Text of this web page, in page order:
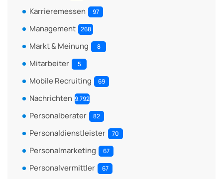
Karrieremessen 97
Management 268
Markt & Meinung 8
Mitarbeiter 5
Mobile Recruiting 69
Nachrichten 9.792
Personalberater 82
Personaldienstleister 70
Personalmarketing 67
Personalvermittler 67